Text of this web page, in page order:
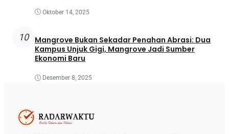
Oktober 14, 2025
10
Mangrove Bukan Sekadar Penahan Abrasi: Dua
Kampus Unjuk Gigi, Mangrove Jadi Sumber
Ekonomi Baru
Desember 8, 2025